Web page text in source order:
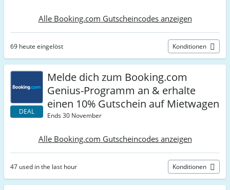
Alle Booking.com Gutscheincodes anzeigen
69 heute eingelöst Konditionen
DEAL
Melde dich zum Booking.com
Genius-Programm an & erhalte
einen 10% Gutschein auf Mietwagen
Ends 30 November
Alle Booking.com Gutscheincodes anzeigen
47 used in the last hour Konditionen